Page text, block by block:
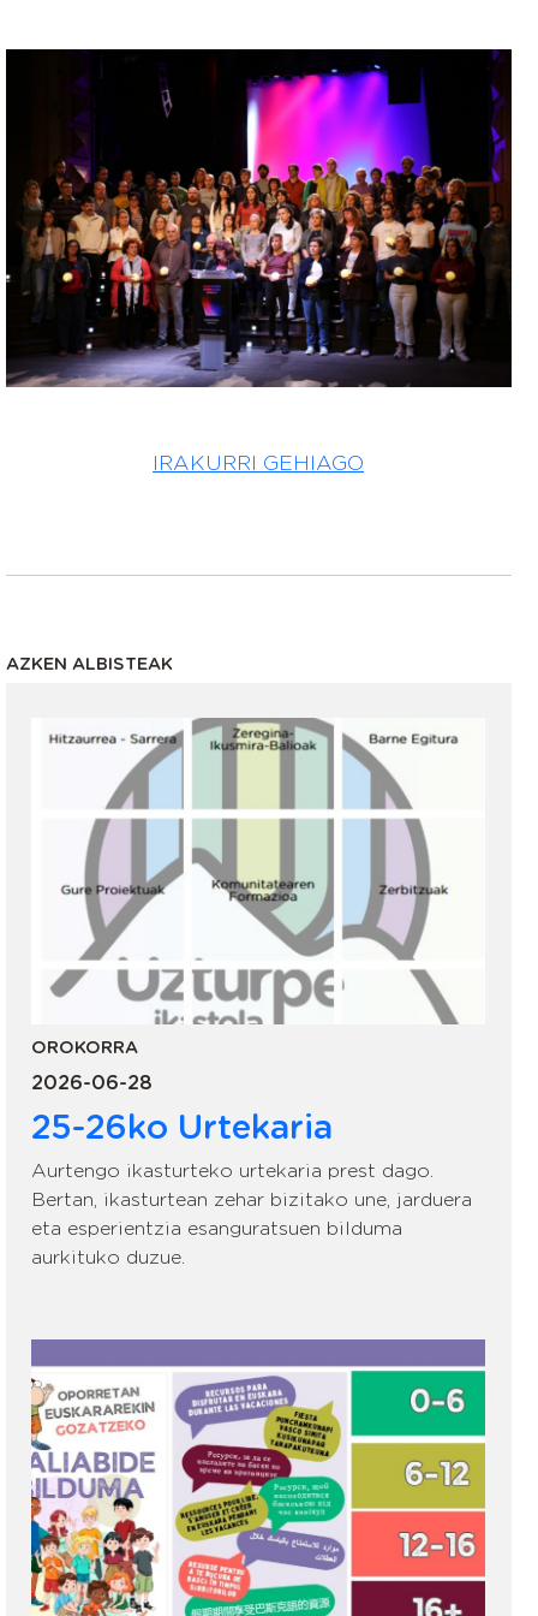
IRAKURRI GEHIAGO
AZKEN ALBISTEAK
OROKORRA
2026-06-28
25-26ko Urtekaria
Aurtengo ikasturteko urtekaria prest dago.
Bertan, ikasturtean zehar bizitako une, jarduera
eta esperientzia esanguratsuen bilduma
aurkituko duzue.